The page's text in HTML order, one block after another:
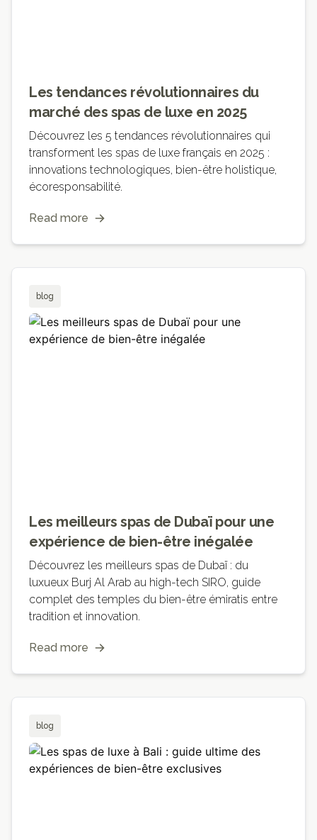
Les tendances révolutionnaires du
marché des spas de luxe en 2025
Découvrez les 5 tendances révolutionnaires qui
transforment les spas de luxe français en 2025 :
innovations technologiques, bien-être holistique,
écoresponsabilité.
Read more
blog
Les meilleurs spas de Dubaï pour une
expérience de bien-être inégalée
Découvrez les meilleurs spas de Dubaï : du
luxueux Burj Al Arab au high-tech SIRO, guide
complet des temples du bien-être émiratis entre
tradition et innovation.
Read more
blog